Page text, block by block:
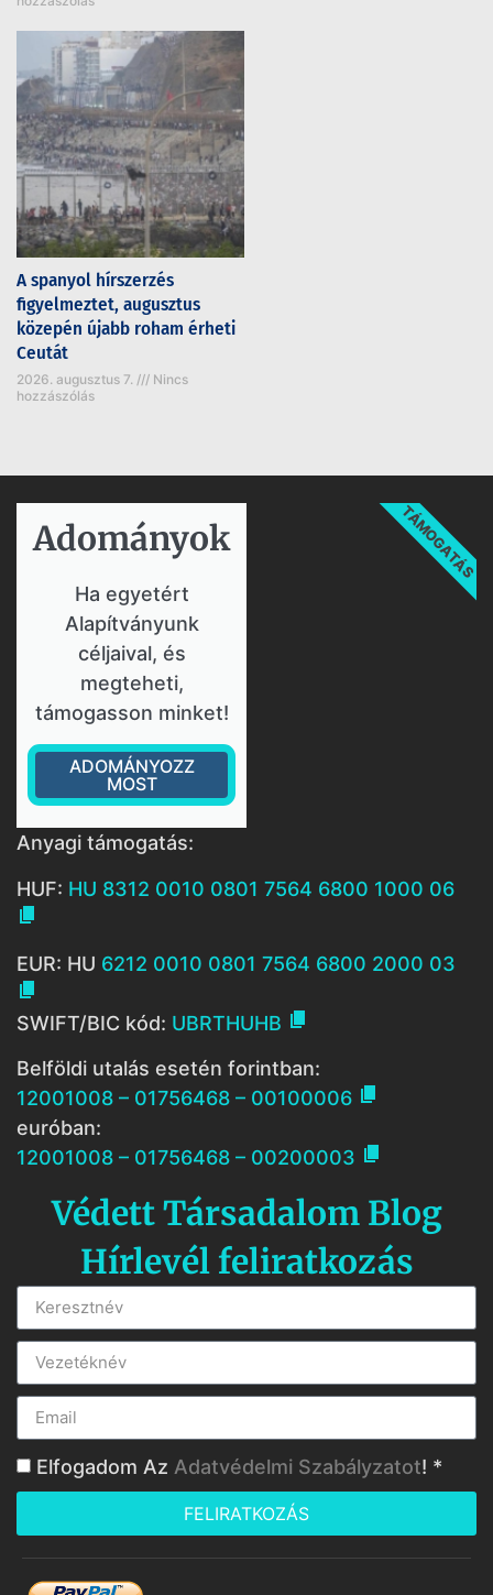
A spanyol hírszerzés
figyelmeztet, augusztus
közepén újabb roham érheti
Ceutát
2026. augusztus 7.
Nincs
hozzászólás
Adományok​
Ha egyetért
Alapítványunk
céljaival, és
megteheti,
támogasson minket!
ADOMÁNYOZZ
MOST
TÁMOGATÁS
Anyagi támogatás:
HUF: HU 8312 0010 0801 7564 6800 1000 06

EUR: HU 6212 0010 0801 7564 6800 2000 03

SWIFT/BIC kód: UBRTHUHB 
Belföldi utalás esetén forintban:
12001008 – 01756468 – 00100006 
euróban:
12001008 – 01756468 – 00200003 
Védett Társadalom Blog
Hírlevél feliratkozás
Elfogadom Az Adatvédelmi Szabályzatot! *
FELIRATKOZÁS